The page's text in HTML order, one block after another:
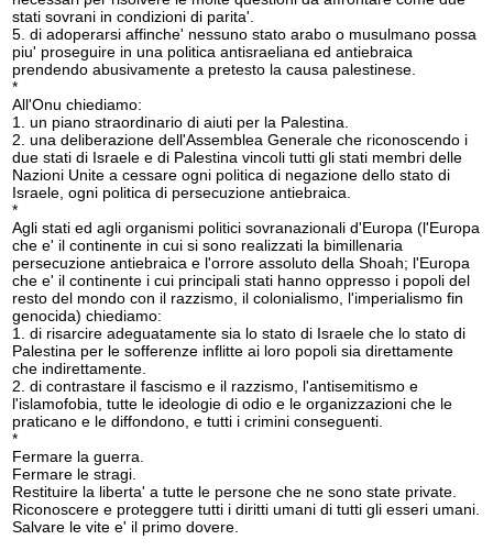
stati sovrani in condizioni di parita'.
5. di adoperarsi affinche' nessuno stato arabo o musulmano possa
piu' proseguire in una politica antisraeliana ed antiebraica
prendendo abusivamente a pretesto la causa palestinese.
*
All'Onu chiediamo:
1. un piano straordinario di aiuti per la Palestina.
2. una deliberazione dell'Assemblea Generale che riconoscendo i
due stati di Israele e di Palestina vincoli tutti gli stati membri delle
Nazioni Unite a cessare ogni politica di negazione dello stato di
Israele, ogni politica di persecuzione antiebraica.
*
Agli stati ed agli organismi politici sovranazionali d'Europa (l'Europa
che e' il continente in cui si sono realizzati la bimillenaria
persecuzione antiebraica e l'orrore assoluto della Shoah; l'Europa
che e' il continente i cui principali stati hanno oppresso i popoli del
resto del mondo con il razzismo, il colonialismo, l'imperialismo fin
genocida) chiediamo:
1. di risarcire adeguatamente sia lo stato di Israele che lo stato di
Palestina per le sofferenze inflitte ai loro popoli sia direttamente
che indirettamente.
2. di contrastare il fascismo e il razzismo, l'antisemitismo e
l'islamofobia, tutte le ideologie di odio e le organizzazioni che le
praticano e le diffondono, e tutti i crimini conseguenti.
*
Fermare la guerra.
Fermare le stragi.
Restituire la liberta' a tutte le persone che ne sono state private.
Riconoscere e proteggere tutti i diritti umani di tutti gli esseri umani.
Salvare le vite e' il primo dovere.